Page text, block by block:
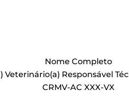
Nome Completo
Veterinário(a) Responsável
CRMV-AC XXX-VX